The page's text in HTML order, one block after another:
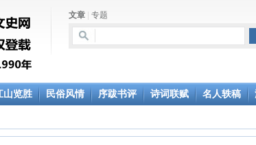
文章 专题
山览胜 民俗风情 序跋书评 诗词联赋 名人轶稿